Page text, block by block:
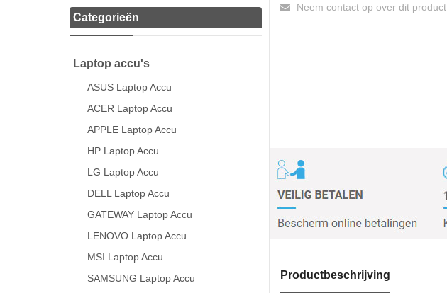
Categorieën
Laptop accu's
ASUS Laptop Accu
ACER Laptop Accu
APPLE Laptop Accu
HP Laptop Accu
LG Laptop Accu
DELL Laptop Accu
GATEWAY Laptop Accu
LENOVO Laptop Accu
MSI Laptop Accu
SAMSUNG Laptop Accu
Neem contact op over dit product
Productbeschrijving